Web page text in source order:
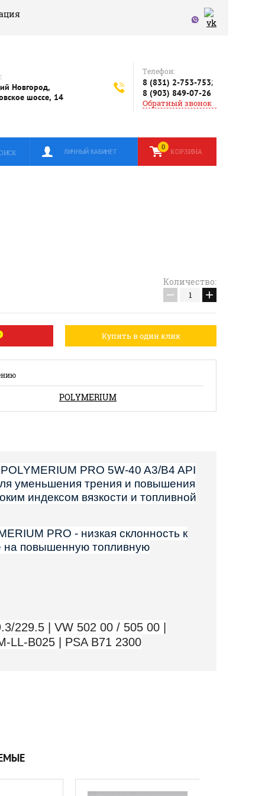
Новгород,
шоссе, 14
Телефон:
8 (831) 2-753-753;
8 (903) 849-07-26
Обратный звонок
КОРЗИНА
0
ЛИЧНЫЙ КАБИНЕТ
Количество:
− +
Купить в один клик
POLYMERIUM
POLYMERIUM PRO 5W-40 A3/B4 API
уменьшения трения и повышения
индексом вязкости и топливной
PRO - низкая склонность к
на повышенную топливную
229.5 | VW 502 00 / 505 00 |
LL-B025 | PSA B71 2300